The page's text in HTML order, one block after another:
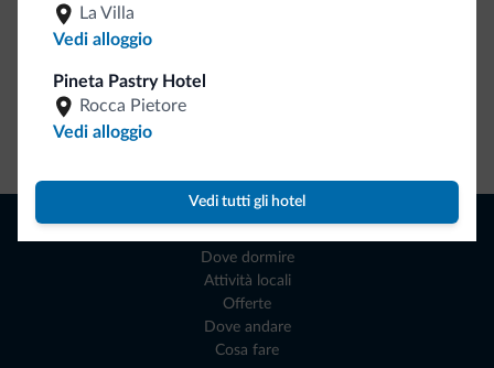
La Villa
Vedi alloggio
Pineta Pastry Hotel
Rocca Pietore
Vedi alloggio
Vedi tutti gli hotel
Naviga
Dove dormire
Attività locali
Offerte
Dove andare
Cosa fare